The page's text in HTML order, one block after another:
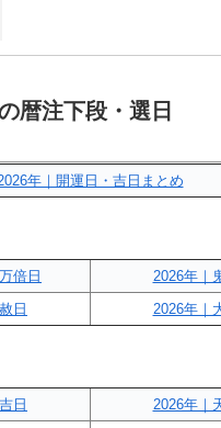
暦注下段・選日
年｜開運日・吉日まとめ
倍日
2026年｜
日
2026年｜
日
2026年｜